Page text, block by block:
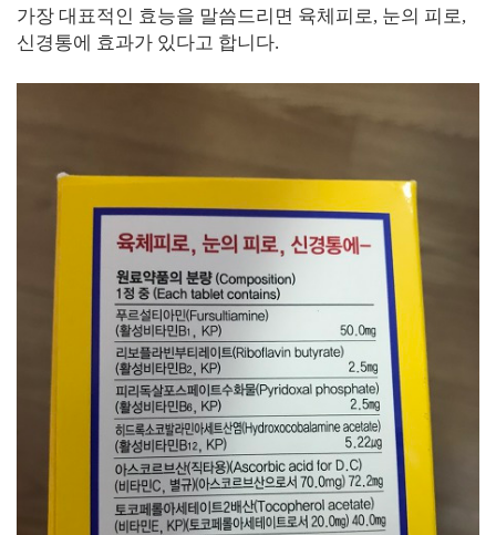
가장 대표적인 효능을 말씀드리면 육체피로, 눈의 피로,
신경통에 효과가 있다고 합니다.